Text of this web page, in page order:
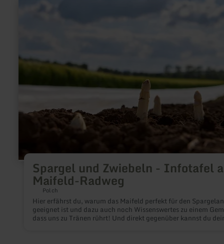
Spargel und Zwiebeln - Infotafel
Maifeld-Radweg
Polch
Hier erfährst du, warum das Maifeld perfekt für den
geeignet ist und dazu auch noch Wissenswertes zu einem
dass uns zu Tränen rührt! Und direkt gegenüber kannst du
Infotafel
Radweg